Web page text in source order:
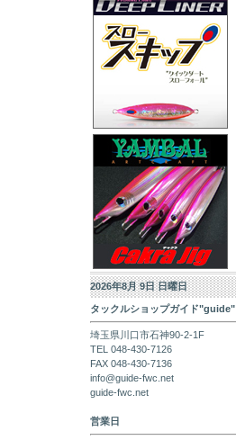
2026年8月 9日 日曜日
タックルショップガイド"guide"
埼玉県川口市石神90-2-1F
TEL 048-430-7126
FAX 048-430-7136
info@guide-fwc.net
guide-fwc.net
営業日